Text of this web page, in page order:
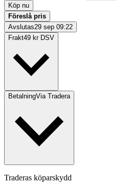
Köp nu
Föreslå pris
Avslutas29 sep 09:22
Frakt49 kr DSV
BetalningVia Tradera
Traderas köparskydd